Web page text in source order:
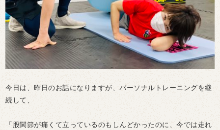
今日は、昨日のお話になりますが、パーソナルトレーニングを継
続して、
「股関節が痛くて立っているのもしんどかったのに、今では走れ